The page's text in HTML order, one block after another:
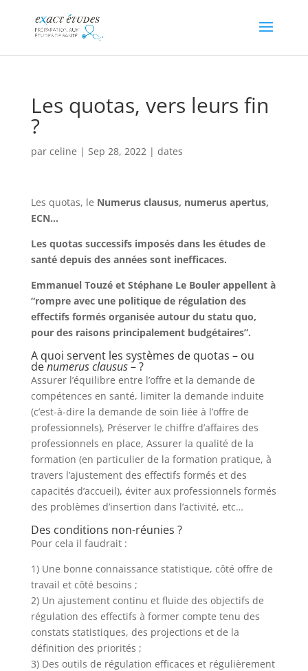
Les quotas, vers leurs fin
?
par celine | Sep 28, 2022| dates
Les quotas, le Numerus clausus, numerus apertus,
ECN…
Les quotas successifs imposés dans les études de
santé depuis des années sont inefficaces.
Emmanuel Touzé et Stéphane Le Bouler appellent à
“rompre avec une politique de régulation des
effectifs formés organisée autour du statu quo,
pour des raisons principalement budgétaires”.
A quoi servent les systèmes de quotas – ou
denumerus clausus– ?
Assurer l’équilibre entre l’offre et la demande de
compétences en santé, limiter la demande induite
(c’est-à-dire la demande de soin liée à l’offre de
professionnels), Préserver le chiffre d’affaires des
professionnels en place, Assurer la qualité de la
formation (en particulier de la formation pratique, à
travers l’ajustement des effectifs formés et des
capacités d’accueil), éviter aux professionnels formés
des problèmes d’insertion dans l’activité, etc…
Des conditions non-réunies ?
Pour cela il faudrait :
1) Une bonne connaissance statistique, côté offre de
travail et côté besoins ;
2) Un ajustement continu et fluide des objectifs de
régulation des effectifs à former compte tenu des
constats statistiques, des projections et de la
définition des priorités ;
3) Des outils de régulation efficaces et régulièrement